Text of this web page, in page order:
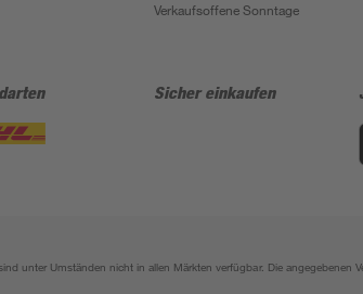
Verkaufsoffene Sonntage
Sicher einkaufen
unter Umständen nicht in allen Märkten verfügbar. Die